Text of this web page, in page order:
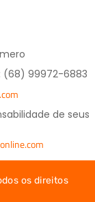
(68) 99972-6883
de seus
os direitos